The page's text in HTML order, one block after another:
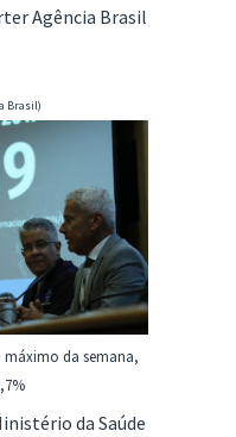
Agência Brasil
Brasil)
máximo da semana,
da Saúde